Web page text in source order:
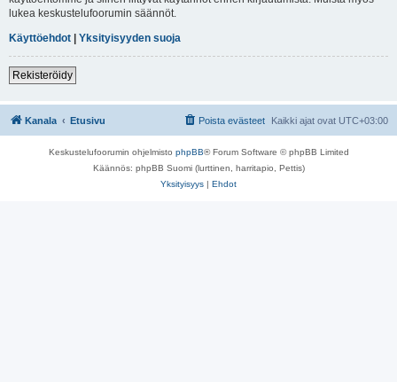
lukea keskustelufoorumin säännöt.
Käyttöehdot | Yksityisyyden suoja
Rekisteröidy
Kanala Etusivu Kaikki ajat ovat UTC+03:00
Poista evästeet
Keskustelufoorumin ohjelmisto phpBB® Forum Software © phpBB Limited
Käännös: phpBB Suomi (lurttinen, harritapio, Pettis)
Yksityisyys | Ehdot